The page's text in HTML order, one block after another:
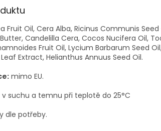
Fruit Oil, Cera Alba, Ricinus Communis Seed
Candelilla Cera, Cocos Nucifera Oil,
Fruit Oil, Lycium Barbarum Seed
Extract, Helianthus Annuus Seed Oil.
mimo EU.
v suchu a temnu při teplotě do 25°C
dle potřeby.